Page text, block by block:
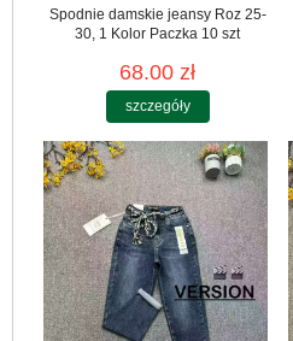
Spodnie damskie jeansy Roz 25-
30, 1 Kolor Paczka 10 szt
68.00 zł
szczegóły